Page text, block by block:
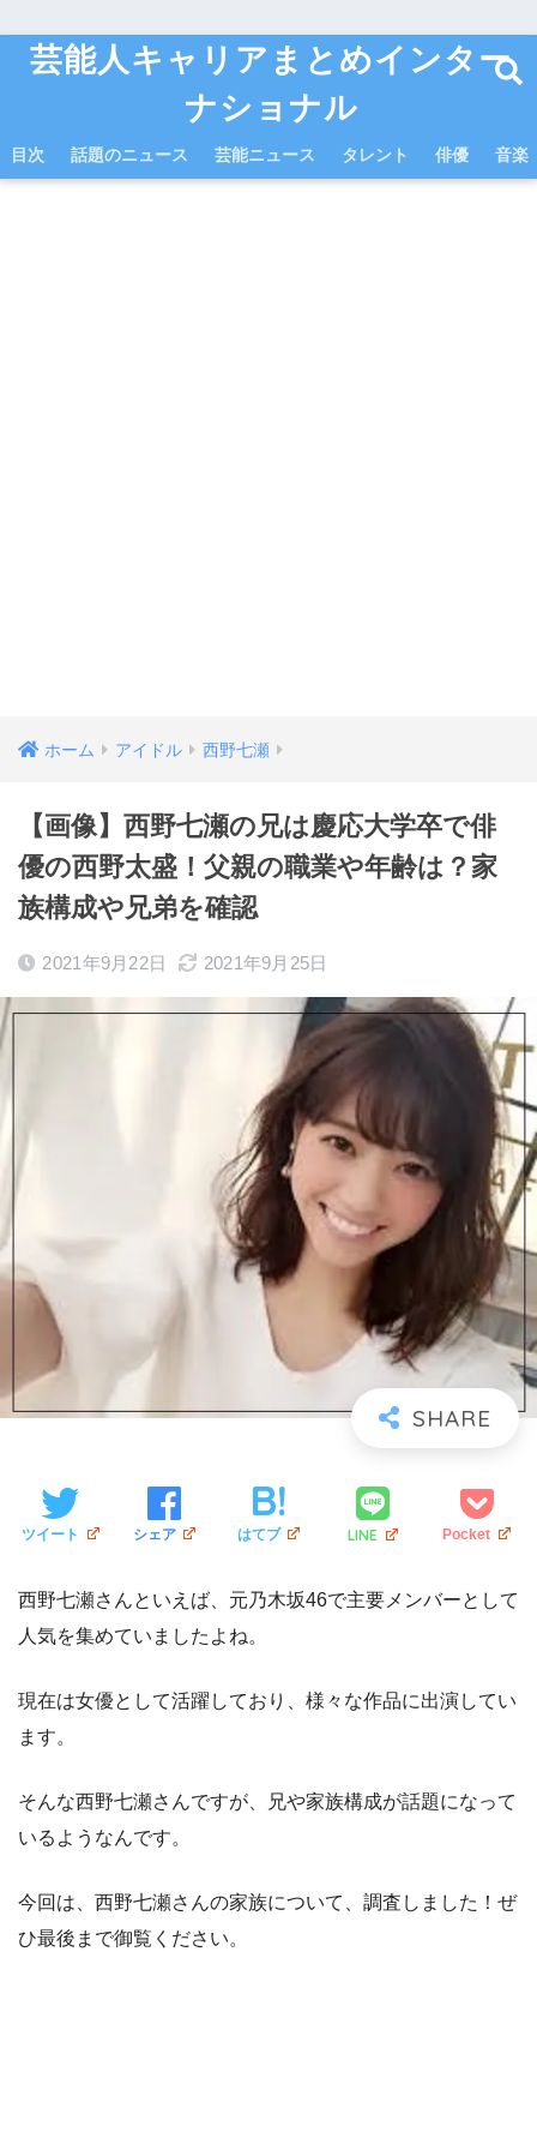
芸能人キャリアまとめインター
ナショナル
目次 話題のニュース 芸能ニュース タレント 俳優 音楽
ホーム アイドル 西野七瀬
【画像】西野七瀬の兄は慶応大学卒で俳
優の西野太盛！父親の職業や年齢は？家
族構成や兄弟を確認
2021年9月22日 2021年9月25日
ツイート シェア はてブ LINE Pocket
西野七瀬さんといえば、元乃木坂46で主要メンバーとして
人気を集めていましたよね。
現在は女優として活躍しており、様々な作品に出演してい
ます。
そんな西野七瀬さんですが、兄や家族構成が話題になって
いるようなんです。
今回は、西野七瀬さんの家族について、調査しました！ぜ
ひ最後まで御覧ください。